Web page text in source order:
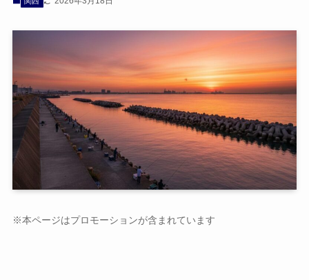
※本ページはプロモーションが含まれています